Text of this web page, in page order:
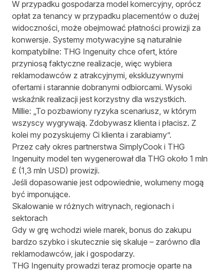
W przypadku gospodarza model komercyjny, oprócz
opłat za tenancy w przypadku placementów o dużej
widoczności, może obejmować płatności prowizji za
konwersje. Systemy motywacyjne są naturalnie
kompatybilne: THG Ingenuity chce ofert, które
przyniosą faktyczne realizacje, więc wybiera
reklamodawców z atrakcyjnymi, ekskluzywnymi
ofertami i starannie dobranymi odbiorcami. Wysoki
wskaźnik realizacji jest korzystny dla wszystkich.
Millie: „To pozbawiony ryzyka scenariusz, w którym
wszyscy wygrywają. Zdobywasz klienta i płacisz. Z
kolei my pozyskujemy Ci klienta i zarabiamy”.
Przez cały okres partnerstwa SimplyCook i THG
Ingenuity model ten wygenerował dla THG około 1 mln
£ (1,3 mln USD) prowizji.
Jeśli dopasowanie jest odpowiednie, wolumeny mogą
być imponujące.
Skalowanie w różnych witrynach, regionach i
sektorach
Gdy w grę wchodzi wiele marek, bonus do zakupu
bardzo szybko i skutecznie się skaluje – zarówno dla
reklamodawców, jak i gospodarzy.
THG Ingenuity prowadzi teraz promocje oparte na